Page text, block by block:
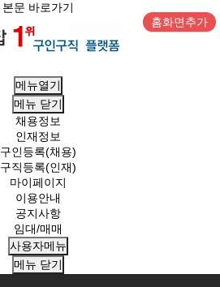
본문 바로가기
홈화면추가
메뉴열기
메뉴 닫기
채용정보
인재정보
구인등록(채용)
구직등록(인재)
마이페이지
이용안내
공지사항
임대/매매
사용자메뉴
메뉴 닫기